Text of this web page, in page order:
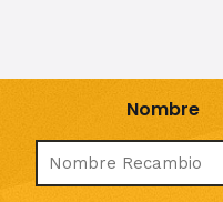
Nombre